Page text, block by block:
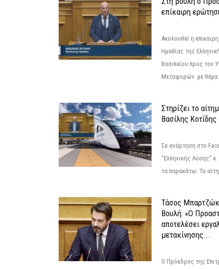
επίκαιρη
Ακολουθεί η
Ημαθίας της
Βασιλείου προς τον
Μεταφορών με θέμα:
Στηρίζει το
Βασίλης Κοτίδης
Σε ανάρτηση στο
"Ελληνικής Λύσης"
τα παρακάτω: Το
Τάσος
Βουλή: «Ο
αποτελέσει
μετακίνησης...
Ο Πρόεδρος της